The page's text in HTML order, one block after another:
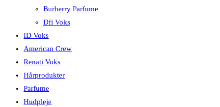
Burberry Parfume
Dfi Voks
ID Voks
American Crew
Renati Voks
Hårprodukter
Parfume
Hudpleje